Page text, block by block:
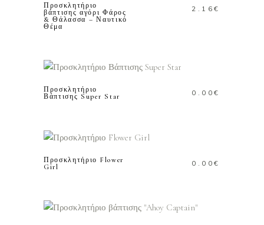
Προσκλητήριο
βάπτισης αγόρι Φάρος
& Θάλασσα – Ναυτικό
Θέμα
2.16€
Προσκλητήριο
Βάπτισης Super Star
0.00€
Προσκλητήριο Flower
Girl
0.00€